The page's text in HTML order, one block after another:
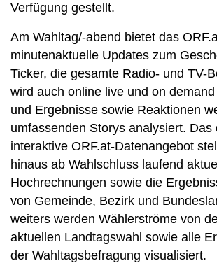
Verfügung gestellt.
Am Wahltag/-abend bietet das
minutenaktuelle Updates zum
Ticker, die gesamte Radio- und TV-
wird auch online live und on
und Ergebnisse sowie Reaktionen
umfassenden Storys analysiert. Das
interaktive ORF.at-Datenangebot
hinaus ab Wahlschluss laufend
Hochrechnungen sowie die
von Gemeinde, Bezirk und
weiters werden Wählerströme von
aktuellen Landtagswahl sowie alle
der Wahltagsbefragung visualisiert.